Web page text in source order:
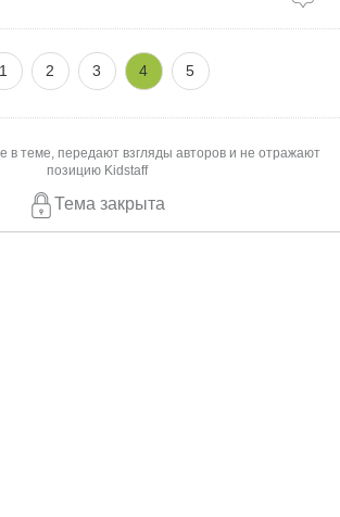
1 2 3 4 5
в теме, передают взгляды авторов и не отражают
позицию Kidstaff
Тема закрыта